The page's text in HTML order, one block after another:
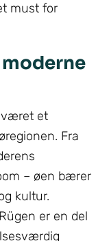
must for
været et
Fra
– øen bærer
kultur.
er en del